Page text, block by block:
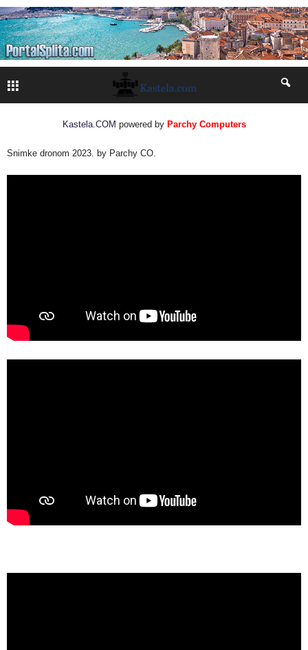
Kastela.COM powered by Parchy Computers
Snimke dronom 2023. by Parchy CO.